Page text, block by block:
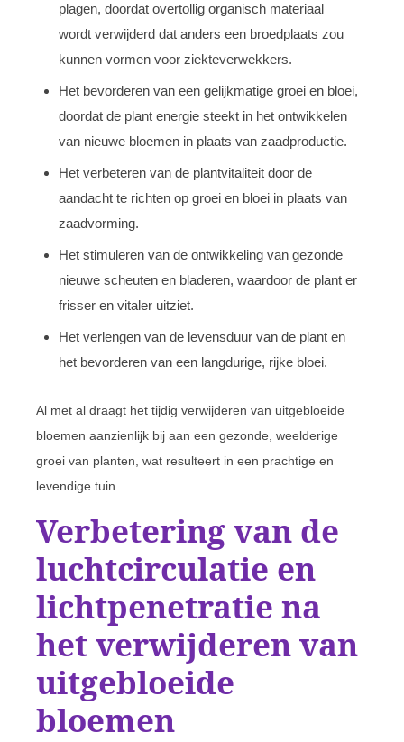
plagen, doordat overtollig organisch materiaal
wordt verwijderd dat anders een broedplaats zou
kunnen vormen voor ziekteverwekkers.
Het bevorderen van een gelijkmatige groei en bloei,
doordat de plant energie steekt in het ontwikkelen
van nieuwe bloemen in plaats van zaadproductie.
Het verbeteren van de plantvitaliteit door de
aandacht te richten op groei en bloei in plaats van
zaadvorming.
Het stimuleren van de ontwikkeling van gezonde
nieuwe scheuten en bladeren, waardoor de plant er
frisser en vitaler uitziet.
Het verlengen van de levensduur van de plant en
het bevorderen van een langdurige, rijke bloei.
Al met al draagt het tijdig verwijderen van uitgebloeide
bloemen aanzienlijk bij aan een gezonde, weelderige
groei van planten, wat resulteert in een prachtige en
levendige tuin.
Verbetering van de
luchtcirculatie en
lichtpenetratie na
het verwijderen van
uitgebloeide
bloemen